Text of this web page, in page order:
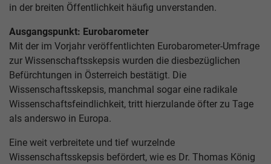
in der breiten Öffentlichkeit häufig unverstanden.
Ausgangspunkt: Eurobarometer
Mit der im Vorjahr veröffentlichten Eurobarometer-Umfrage
zur Wissenschaftsskepsis wurden die diesbezüglichen
Befürchtungen in Österreich bestätigt. Die
Wissenschaftsskepsis, manchmal sogar eine radikale
Wissenschaftsfeindlichkeit, tritt hierzulande öfter zu Tage
als anderswo in Europa.
Eine weit verbreitete und tief wurzelnde
Wissenschaftsskepsis befördert, wie es Dr. Thomas König